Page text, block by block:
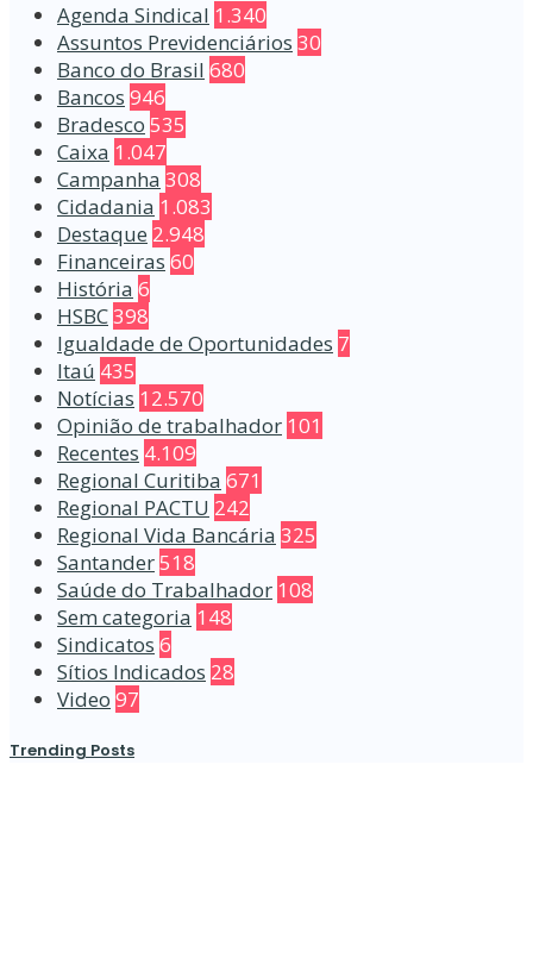
Agenda Sindical 1.340
Assuntos Previdenciários 30
Banco do Brasil 680
Bancos 946
Bradesco 535
Caixa 1.047
Campanha 308
Cidadania 1.083
Destaque 2.948
Financeiras 60
História 6
HSBC398
Igualdade de Oportunidades 7
Itaú 435
Notícias 12.570
Opinião de trabalhador 101
Recentes 4.109
Regional Curitiba 671
Regional PACTU 242
Regional Vida Bancária 325
Santander518
Saúde do Trabalhador 108
Sem categoria 148
Sindicatos 6
Sítios Indicados 28
Video 97
Trending Posts